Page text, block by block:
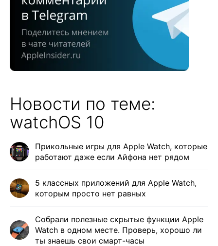
Новости по теме:
watchOS 10
Прикольные игры для Apple Watch, которые
работают даже если Айфона нет рядом
5 классных приложений для Apple Watch,
которым просто нет равных
Собрали полезные скрытые функции Apple
Watch в одном месте. Проверь, хорошо ли
ты знаешь свои смарт-часы